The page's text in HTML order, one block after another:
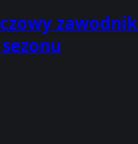
zawodnik